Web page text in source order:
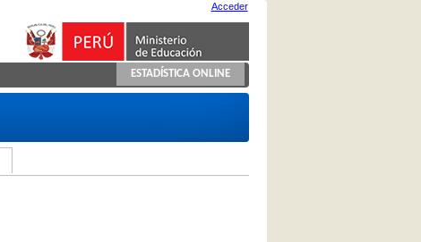
Acceder
ESTADÍSTICA ONLINE